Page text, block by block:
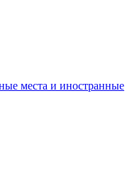
места и иностранные